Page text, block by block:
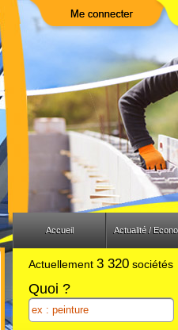
Accueil Actualité /
Actuellement 3 320 sociétés
Quoi ?